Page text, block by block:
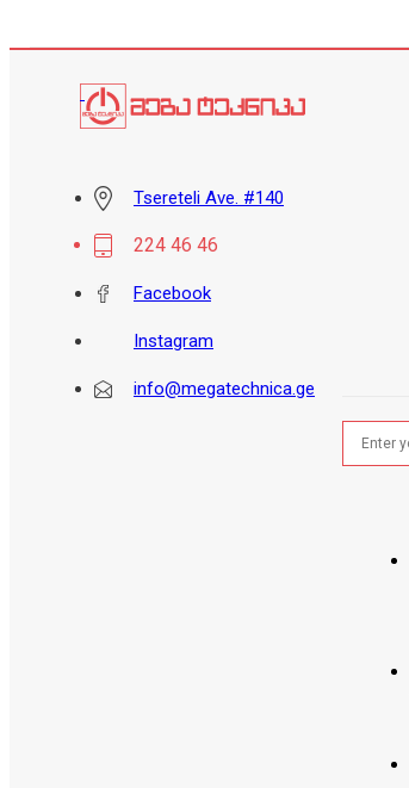
Tsereteli Ave. #140
224 46 46
Facebook
Instagram
info@megatechnica.ge